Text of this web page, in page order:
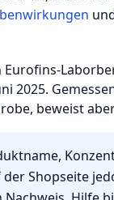
2025.
beweist
Shopseite